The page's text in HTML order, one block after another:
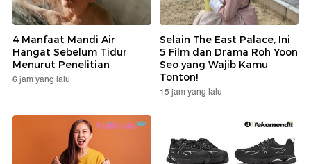
4 Manfaat Mandi Air
Hangat Sebelum Tidur
Menurut Penelitian
6 jam yang lalu
Selain The East Palace, Ini
5 Film dan Drama Roh Yoon
Seo yang Wajib Kamu
Tonton!
15 jam yang lalu